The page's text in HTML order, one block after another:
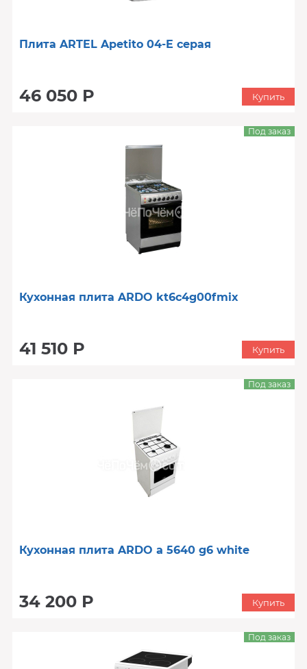
Плита ARTEL Apetito 04-E серая
46 050 Р Купить
Кухонная плита ARDO kt6c4g00fmix
41 510 Р
Под заказ
Купить
Кухонная плита ARDO a 5640 g6 white
34 200 Р
Под заказ
Купить
Под заказ